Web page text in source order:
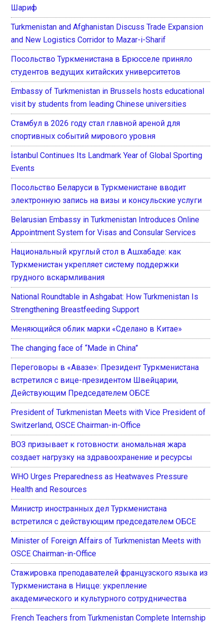
Шариф
Turkmenistan and Afghanistan Discuss Trade Expansion
and New Logistics Corridor to Mazar-i-Sharif
Посольство Туркменистана в Брюсселе приняло
студентов ведущих китайских университетов
Embassy of Turkmenistan in Brussels hosts educational
visit by students from leading Chinese universities
Стамбул в 2026 году стал главной ареной для
спортивных событий мирового уровня
İstanbul Continues Its Landmark Year of Global Sporting
Events
Посольство Беларуси в Туркменистане вводит
электронную запись на визы и консульские услуги
Belarusian Embassy in Turkmenistan Introduces Online
Appointment System for Visas and Consular Services
Национальный круглый стол в Ашхабаде: как
Туркменистан укрепляет систему поддержки
грудного вскармливания
National Roundtable in Ashgabat: How Turkmenistan Is
Strengthening Breastfeeding Support
Меняющийся облик марки «Сделано в Китае»
The changing face of “Made in China”
Переговоры в «Авазе»: Президент Туркменистана
встретился с вице-президентом Швейцарии,
Действующим Председателем ОБСЕ
President of Turkmenistan Meets with Vice President of
Switzerland, OSCE Chairman-in-Office
ВОЗ призывает к готовности: аномальная жара
создает нагрузку на здравоохранение и ресурсы
WHO Urges Preparedness as Heatwaves Pressure
Health and Resources
Министр иностранных дел Туркменистана
встретился с действующим председателем ОБСЕ
Minister of Foreign Affairs of Turkmenistan Meets with
OSCE Chairman-in-Office
Стажировка преподавателей французского языка из
Туркменистана в Ницце: укрепление
академического и культурного сотрудничества
French Teachers from Turkmenistan Complete Internship